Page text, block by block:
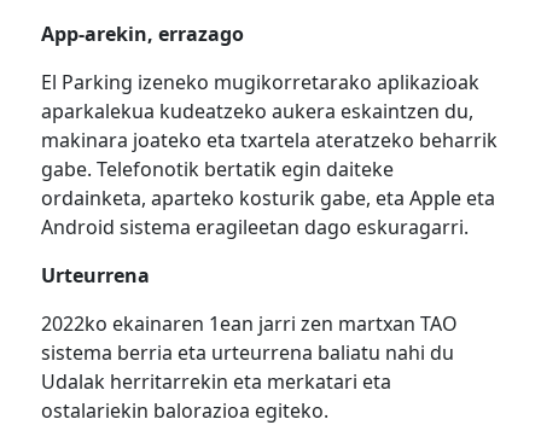
App-arekin, errazago
El Parking izeneko mugikorretarako aplikazioak
aparkalekua kudeatzeko aukera eskaintzen du,
makinara joateko eta txartela ateratzeko beharrik
gabe. Telefonotik bertatik egin daiteke
ordainketa, aparteko kosturik gabe, eta Apple eta
Android sistema eragileetan dago eskuragarri.
Urteurrena
2022ko ekainaren 1ean jarri zen martxan TAO
sistema berria eta urteurrena baliatu nahi du
Udalak herritarrekin eta merkatari eta
ostalariekin balorazioa egiteko.